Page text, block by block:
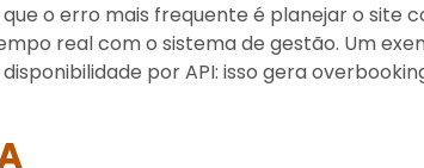
o erro mais frequente é planejar o site
real com o sistema de gestão. Um
por API: isso gera